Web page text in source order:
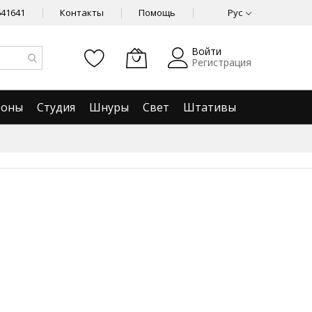
Контакты Помощь Рус
Войти
Регистрация
Студия Шнуры Свет Штативы